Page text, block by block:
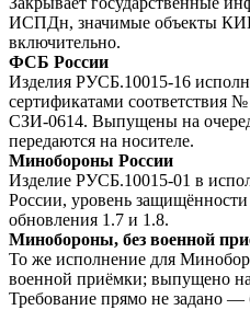
ИСПДн, значимые объекты
включительно.
ФСБ России
Изделия РУСБ.10015-16
сертификатами
СЗИ-0614. Выпущены на
передаются на носителе.
Минобороны России
Изделие РУСБ.10015-01 в
России, уровень
обновления 1.7 и 1.8.
Минобороны, без военной
То же исполнение для
военной приёмки; выпущено
Требование прямо не задано